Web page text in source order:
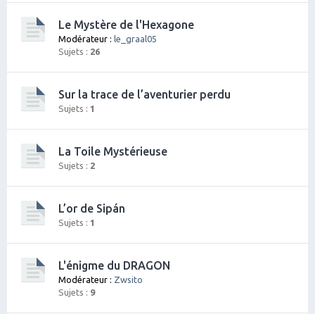
Le Mystère de l'Hexagone
Modérateur : le_graal05
Sujets : 26
Sur la trace de l’aventurier perdu
Sujets : 1
La Toile Mystérieuse
Sujets : 2
L’or de Sipán
Sujets : 1
L'énigme du DRAGON
Modérateur : Zwsito
Sujets : 9